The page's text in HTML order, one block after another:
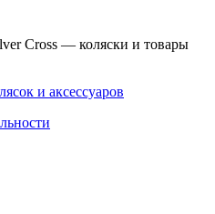
Cross — коляски и товары
и аксессуаров